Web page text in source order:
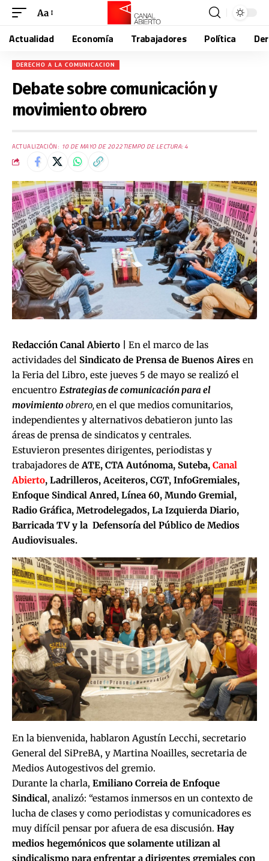
Aa
Actualidad Economía Trabajadores Política
DERECHO A LA COMUNICACION
Debate sobre comunicación y
movimiento obrero
ACTUALIZACIÓN: 10 DE MAYO DE 2022TIEMPO DE LECTURA: 4
Redacción Canal Abierto | En el marco de las
actividades del Sindicato de Prensa de Buenos Aires en
la Feria del Libro, este jueves 5 de mayo se realizó el
encuentro Estrategias de comunicación para el
movimientoobrero, en el que medios comunitarios,
independientes y alternativos debatieron junto las
áreas de prensa de sindicatos y centrales.
Estuvieron presentes dirigentes, periodistas y
trabajadores de ATE, CTA Autónoma, Suteba, Canal
Abierto, Ladrilleros, Aceiteros, CGT, InfoGremiales,
Enfoque Sindical Anred, Línea 60, Mundo Gremial,
Radio Gráfica, Metrodelegados, La Izquierda Diario,
Barricada TV y la Defensoría del Público de Medios
Audiovisuales.
En la bienvenida, hablaron Agustín Lecchi, secretario
General del SiPreBA, y Martina Noailles, secretaria de
Medios Autogestivos del gremio.
Durante la charla, Emiliano Correia de Enfoque
Sindical, analizó: “estamos inmersos en un contexto de
lucha de clases y como periodistas y comunicadores es
muy difícil pensar por afuera de esa discusión. Hay
medios hegemónicos que solamente utilizan al
sindicalismo para enfrentar a dirigentes gremiales con